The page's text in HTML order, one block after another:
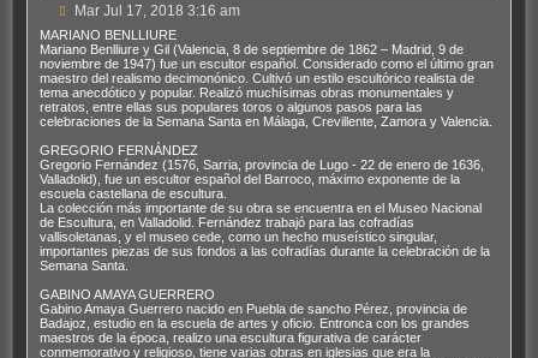
M
e
n
s
a
j
e
Mar Jul 17, 2018 3:16 am
MARIANO BENLLIURE
Mariano Benlliure y Gil (Valencia, 8 de septiembre de 1862 – Madrid, 9 de
noviembre de 1947) fue un escultor español. Considerado como el último gran
maestro del realismo decimonónico. Cultivó un estilo escultórico realista de
tema anecdótico y popular. Realizó muchísimas obras monumentales y
retratos, entre ellas sus populares toros o algunos pasos para las
celebraciones de la Semana Santa en Málaga, Crevillente, Zamora y Valencia.
GREGORIO FERNÁNDEZ
Gregorio Fernández (1576, Sarria, provincia de Lugo - 22 de enero de 1636,
Valladolid), fue un escultor español del Barroco, máximo exponente de la
escuela castellana de escultura.
La colección más importante de su obra se encuentra en el Museo Nacional
de Escultura, en Valladolid. Fernández trabajó para las cofradías
vallisoletanas, y el museo cede, como un hecho museístico singular,
importantes piezas de sus fondos a las cofradías durante la celebración de la
Semana Santa.
GABINO AMAYA GUERRERO
Gabino Amaya Guerrero nacido en Puebla de sancho Pérez, provincia de
Badajoz, estudio en la escuela de artes y oficio. Entronca con los grandes
maestros de la época, realizo una escultura figurativa de carácter
conmemorativo y religioso, tiene varias obras en iglesias que era la